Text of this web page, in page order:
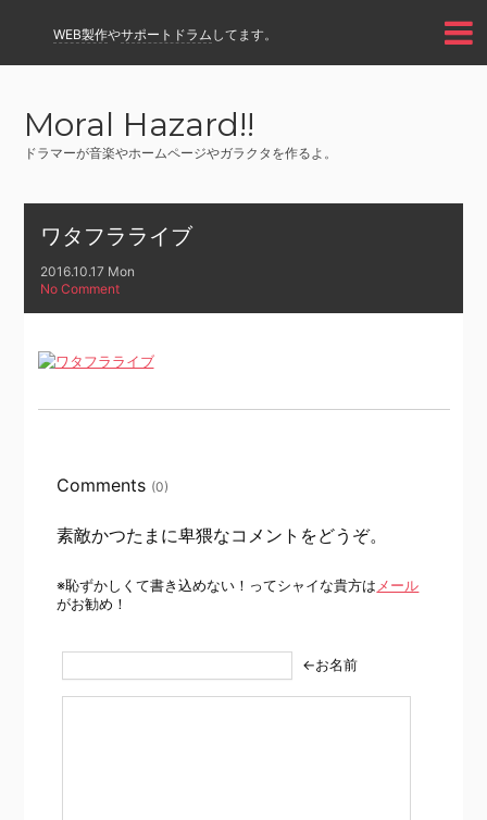
WEB製作やサポートドラム してます。
Moral Hazard!!
ドラマーが音楽やホームページやガラクタを作るよ。
ワタフラライブ
2016.10.17 Mon
No Comment
Comments (0)
素敵かつたまに卑猥なコメントをどうぞ。
※恥ずかしくて書き込めない！ってシャイな貴方は メール
がお勧め！
←お名前